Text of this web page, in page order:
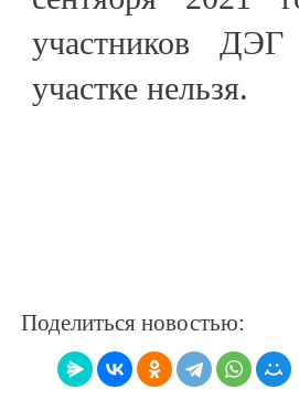
участников ДЭГ
участке нельзя.
Поделиться новостью: